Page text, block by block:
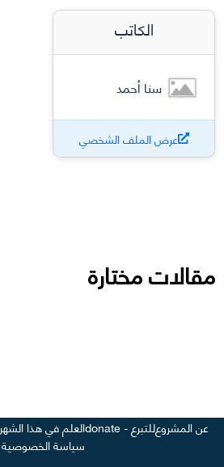
الكاتب
سنا أحمد
عرض الملف الشخصي
مقالات مختارة
عن المشروعللتبرع - donate العلم في هذا الشهر
سياسة الخصوصية